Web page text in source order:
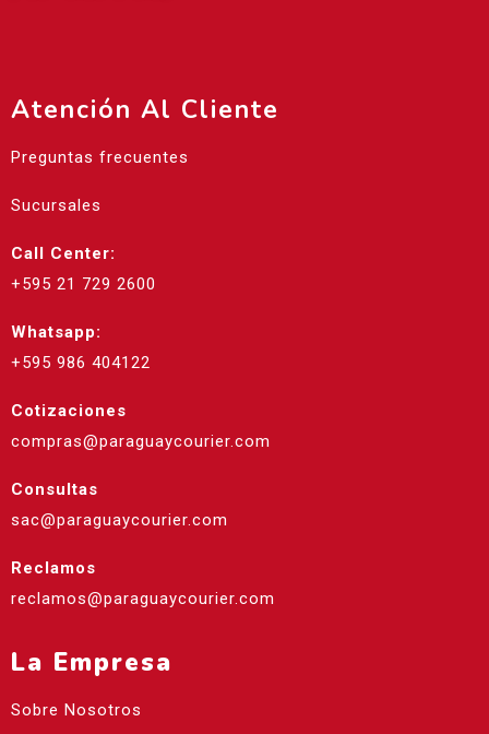
Atención Al Cliente
Preguntas frecuentes
Sucursales
Call Center:
+595 21 729 2600
Whatsapp:
+595 986 404122
Cotizaciones
compras@paraguaycourier.com
Consultas
sac@paraguaycourier.com
Reclamos
reclamos@paraguaycourier.com
La Empresa
Sobre Nosotros